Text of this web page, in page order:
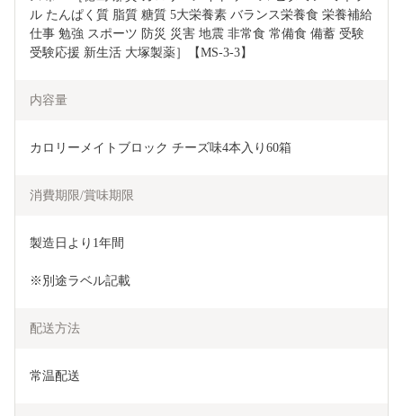
ル たんぱく質 脂質 糖質 5大栄養素 バランス栄養食 栄養補給
仕事 勉強 スポーツ 防災 災害 地震 非常食 常備食 備蓄 受験
受験応援 新生活 大塚製薬］【MS-3-3】
内容量
カロリーメイトブロック チーズ味4本入り60箱
消費期限/賞味期限
製造日より1年間
※別途ラベル記載
配送方法
常温配送